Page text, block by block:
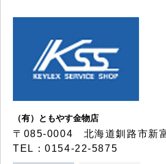
（有）ともやす金物店
〒085-0004 北海道釧路市新
TEL：0154-22-5875